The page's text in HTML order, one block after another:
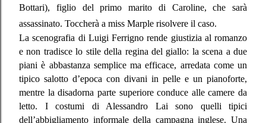
Bottari), figlio del primo marito di Caroline, che sarà
assassinato. Toccherà a miss Marple risolvere il caso.
La scenografia di Luigi Ferrigno rende giustizia al romanzo
e non tradisce lo stile della regina del giallo: la scena a due
piani è abbastanza semplice ma efficace, arredata come un
tipico salotto d’epoca con divani in pelle e un pianoforte,
mentre la disadorna parte superiore conduce alle camere da
letto. I costumi di Alessandro Lai sono quelli tipici
dell’abbigliamento informale della campagna inglese. Una